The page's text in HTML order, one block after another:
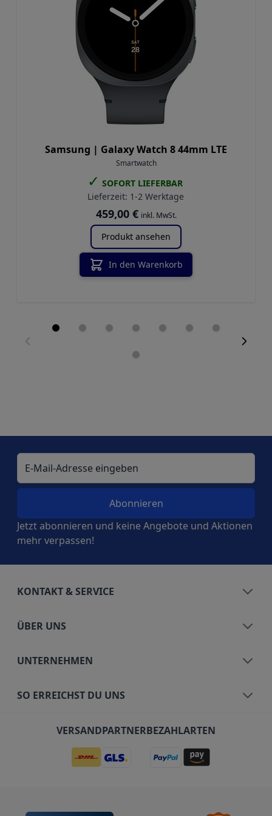
Samsung | Galaxy Watch 8 44mm LTE
Smartwatch
✓ SOFORT LIEFERBAR
Lieferzeit: 1-2 Werktage
459,00 € inkl. MwSt.
Produkt ansehen
In den Warenkorb
E-Mail-Adresse
Jetzt abonnieren und keine Angebote und Aktionen
mehr verpassen!
KONTAKT & SERVICE
ÜBER UNS
UNTERNEHMEN
SO ERREICHST DU UNS
VERSANDPARTNERBEZAHLARTEN